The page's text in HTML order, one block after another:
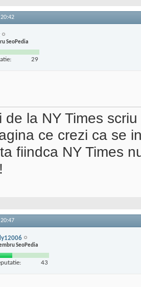
20:42
SeoPedia
29
de la NY Times
ce crezi ca se
fiindca NY Times
20:47
SeoPedia
43